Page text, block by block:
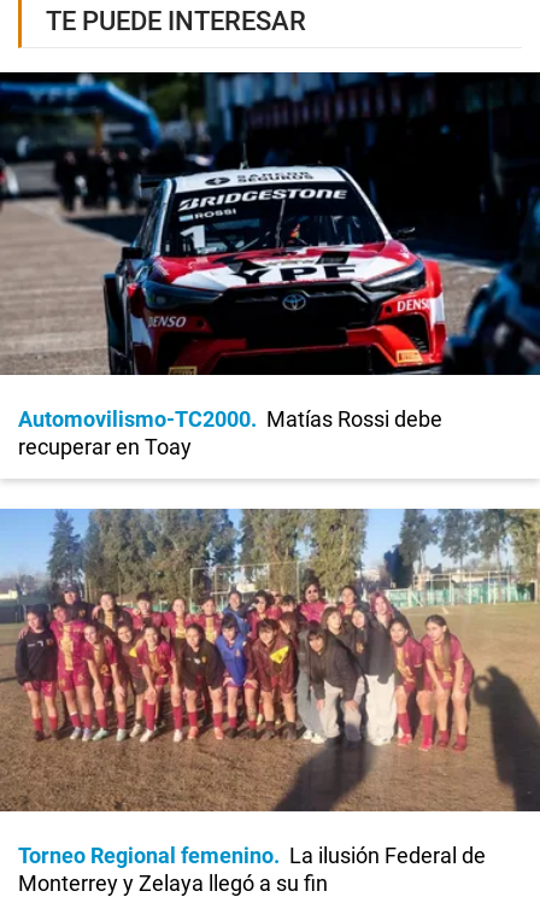
TE PUEDE INTERESAR
Automovilismo-TC2000
Matías Rossi debe
recuperar en Toay
Torneo Regional femenino
La ilusión Federal de
Monterrey y Zelaya llegó a su fin